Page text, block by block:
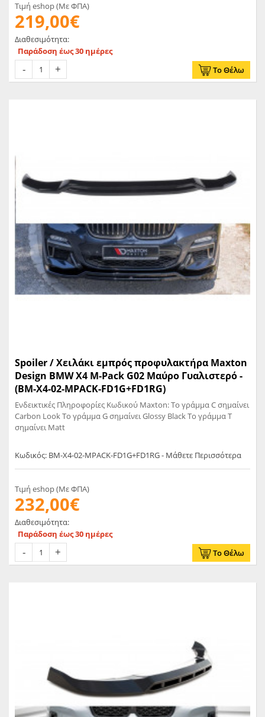
Τιμή eshop (Με ΦΠΑ)
219,00€
Διαθεσιμότητα:
Παράδοση έως 30 ημέρες
Το Θέλω
Spoiler / Χειλάκι εμπρός προφυλακτήρα Maxton
Design BMW X4 M-Pack G02 Μαύρο Γυαλιστερό -
(BM-X4-02-MPACK-FD1G+FD1RG)
Ενδεικτικές Πληροφορίες Κωδικού Maxton: Το γράμμα C σημαίνει
Carbon Look Το γράμμα G σημαίνει Glossy Black Το γράμμα T
σημαίνει Matt
Κωδικός: BM-X4-02-MPACK-FD1G+FD1RG - Μάθετε Περισσότερα
Τιμή eshop (Με ΦΠΑ)
232,00€
Διαθεσιμότητα:
Παράδοση έως 30 ημέρες
Το Θέλω